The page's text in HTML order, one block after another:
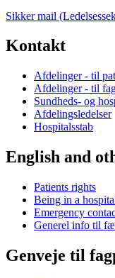
Sikker mail
Kontakt
Afdelinger - til
Afdelinger - til
Sundheds- og
Afdelingsledelser
Hospitalsstab
English and
Patients rights
Being in a
Emergency
Generel info til
Genveje til